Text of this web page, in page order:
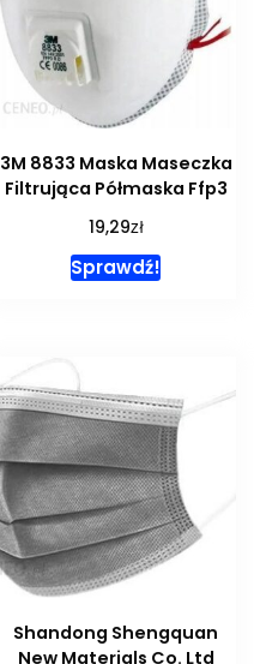
3M 8833 Maska Maseczka
Filtrująca Półmaska Ffp3
19,29zł
Sprawdź!
Shandong Shengquan
New Materials Co. Ltd